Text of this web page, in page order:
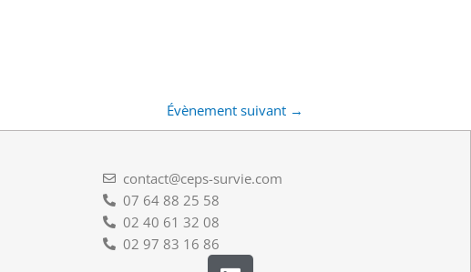
Évènement suivant →
contact@ceps-survie.com
07 64 88 25 58
02 40 61 32 08
02 97 83 16 86
L